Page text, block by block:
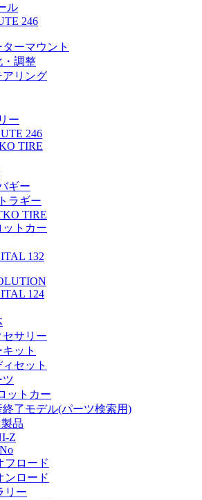
ル
246
ターマウント
・調整
アリング
ー
246
TIRE
ギー
ラギー
TIRE
ットカー
132
124
セサリー
ット
ィセット
ツ
ットカー
終了モデル(パーツ検索用)
品
Z
フロード
ンロード
リー